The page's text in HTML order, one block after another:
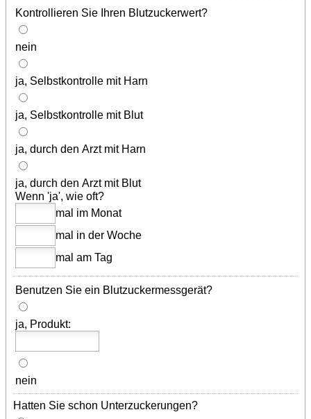
Kontrollieren Sie Ihren Blutzuckerwert?
nein
ja, Selbstkontrolle mit Harn
ja, Selbstkontrolle mit Blut
ja, durch den Arzt mit Harn
ja, durch den Arzt mit Blut
Wenn 'ja', wie oft?
mal im Monat
mal in der Woche
mal am Tag
Benutzen Sie ein Blutzuckermessgerät?
ja, Produkt:
nein
Hatten Sie schon Unterzuckerungen?